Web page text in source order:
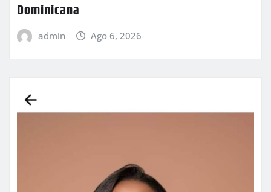
Dominicana
admin Ago 6, 2026